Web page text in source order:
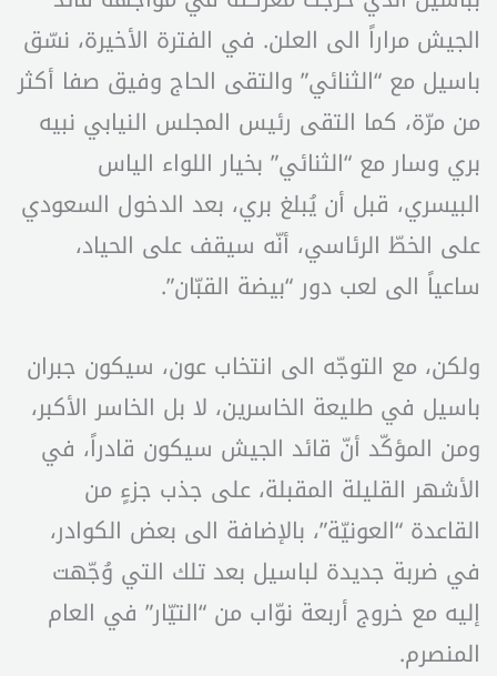
الجيش مراراً الى العلن. في الفترة الأخيرة، نسّق
باسيل مع “الثنائي” والتقى الحاج وفيق صفا أكثر
من مرّة، كما التقى رئيس المجلس النيابي نبيه
بري وسار مع “الثنائي” بخيار اللواء الياس
البيسري، قبل أن يُبلغ بري، بعد الدخول السعودي
على الخطّ الرئاسي، أنّه سيقف على الحياد،
ساعياً الى لعب دور “بيضة القبّان”.
ولكن، مع التوجّه الى انتخاب عون، سيكون جبران
باسيل في طليعة الخاسرين، لا بل الخاسر الأكبر،
ومن المؤكّد أنّ قائد الجيش سيكون قادراً، في
الأشهر القليلة المقبلة، على جذب جزءٍ من
القاعدة “العونيّة”، بالإضافة الى بعض الكوادر،
في ضربة جديدة لباسيل بعد تلك التي وُجّهت
إليه مع خروج أربعة نوّاب من “التيّار” في العام
المنصرم.